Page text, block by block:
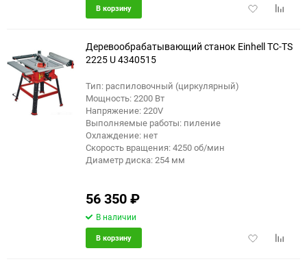
Добавить
В корзину
еще 1 фото
Деревообрабатывающий станок Einhell TC-TS
2225 U 4340515
Тип: распиловочный (циркулярный)
Мощность: 2200 Вт
Напряжение: 220V
Выполняемые работы: пиление
Охлаждение: нет
Скорость вращения: 4250 об/мин
Диаметр диска: 254 мм
56 350₽
В наличии
Добавить
В корзину